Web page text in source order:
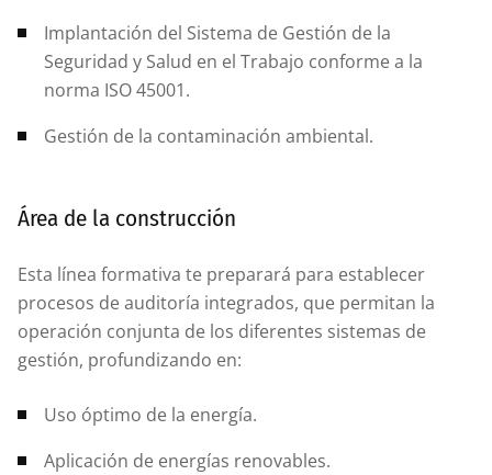
Implantación del Sistema de Gestión de la
Seguridad y Salud en el Trabajo conforme a la
norma ISO 45001.
Gestión de la contaminación ambiental.
Área de la construcción
Esta línea formativa te preparará para establecer
procesos de auditoría integrados, que permitan la
operación conjunta de los diferentes sistemas de
gestión, profundizando en:
Uso óptimo de la energía.
Aplicación de energías renovables.